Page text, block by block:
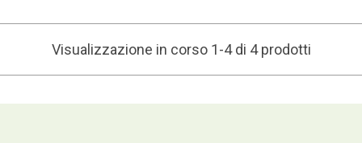
Visualizzazione in corso 1-4 di 4 prodotti